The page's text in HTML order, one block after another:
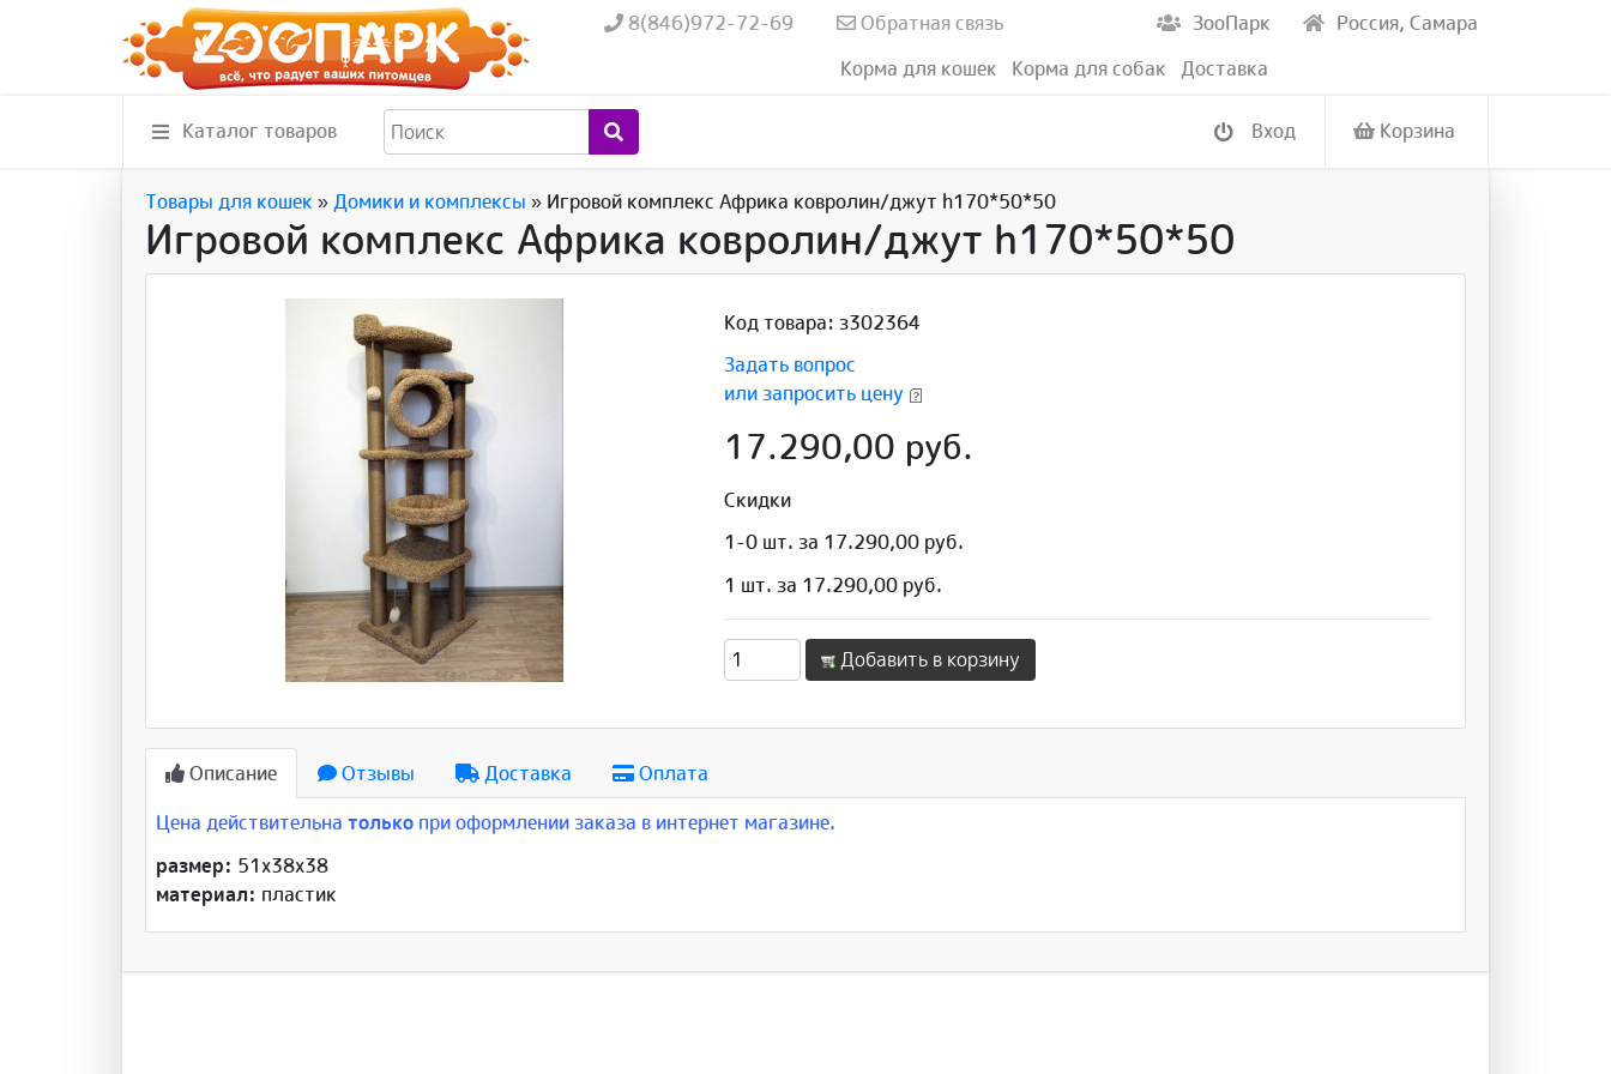
ЗооПарк Россия, Самара
8(846)972-72-69
Обратная связь
Корма для кошек
Корма для собак Доставка
Каталог товаров Корзина
Вход
Товары для кошек »Домики и комплексы » Игровой комплекс Африка ковролин/джут h170*50*50
Игровой комплекс Африка ковролин/джут h170*50*50
Код товара: з302364
Задать вопрос
или запросить цену
17.290,00 руб.
Скидки
1-0 шт. за 17.290,00 руб.
1 шт. за 17.290,00 руб.
Добавить в корзину
Описание Отзывы Доставка
Оплата
Цена действительнатолько при оформлении заказа в интернет магазине.
размер: 51x38x38
материал: пластик